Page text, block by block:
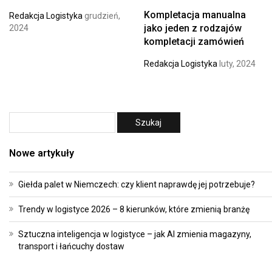
Redakcja Logistyka grudzień,
2024
Kompletacja manualna
jako jeden z rodzajów
kompletacji zamówień
Redakcja Logistyka luty, 2024
Nowe artykuły
Giełda palet w Niemczech: czy klient naprawdę jej potrzebuje?
Trendy w logistyce 2026 – 8 kierunków, które zmienią branżę
Sztuczna inteligencja w logistyce – jak AI zmienia magazyny,
transport i łańcuchy dostaw